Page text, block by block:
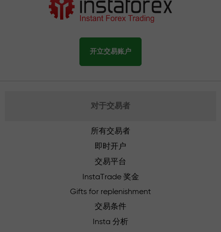
开立交易账户
对于交易者
所有交易者
即时开户
交易平台
InstaTrade 奖金
Gifts for replenishment
交易条件
Insta 分析